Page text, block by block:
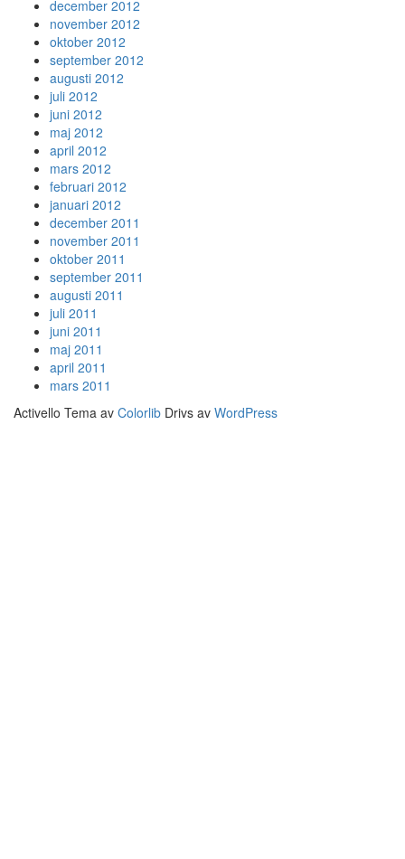
december 2012
november 2012
oktober 2012
september 2012
augusti 2012
juli 2012
juni 2012
maj 2012
april 2012
mars 2012
februari 2012
januari 2012
december 2011
november 2011
oktober 2011
september 2011
augusti 2011
juli 2011
juni 2011
maj 2011
april 2011
mars 2011
Activello Tema av Colorlib Drivs av WordPress